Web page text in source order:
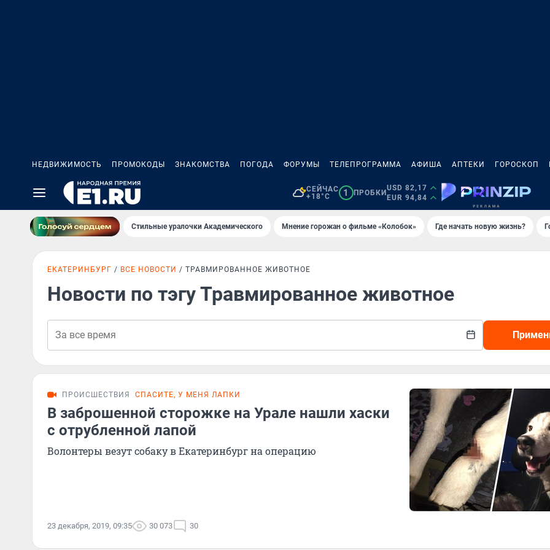
НЕДВИЖИМОСТЬ ПРОМОКОДЫ ЗНАКОМСТВА ПОГОДА ФОРУМЫ ТЕЛЕПРОГРАММА АФИША АПТЕКИ ГОРОСКОП
СЕЙЧАС
+18°C
1 ПРОБКИ
USD 82,17
EUR 94,84
Стильные уралочки Академического Мнение горожан о фильме «Колобок» Где начать новую жизнь?
ЕКАТЕРИНБУРГ ВСЕ НОВОСТИ ТРАВМИРОВАННОЕ ЖИВОТНОЕ
Новости по тэгу Травмированное животное
ПРОИСШЕСТВИЯ СПАСИТЕ, У МЕНЯ ЛАПКИ
В заброшенной сторожке на Урале нашли хаски
с отрубленной лапой
Волонтеры везут собаку в Екатеринбург на операцию
23 декабря, 2019, 09:35 30 073 30